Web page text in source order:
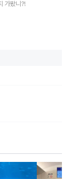
가봤니?!